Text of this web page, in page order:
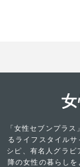
「女性セブンプラ
るライフスタイル
シピ、有名人グラ
降の女性の暮らし